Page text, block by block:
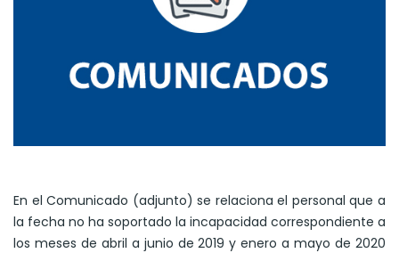
En el Comunicado (adjunto) se relaciona el personal que a
la fecha no ha soportado la incapacidad correspondiente a
los meses de abril a junio de 2019 y enero a mayo de 2020